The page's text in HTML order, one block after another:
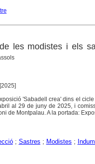
les modistes i els
'Sabadell crea' dins el
al 29 de juny de 2025, i
de Montpalau. A la portada:
; Sastres ; Modistes ;